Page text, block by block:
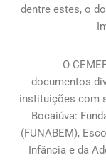
dentre estes, o
O CEMEF
documentos
instituições com
Bocaiúva:
(FUNABEM),
Infância e da